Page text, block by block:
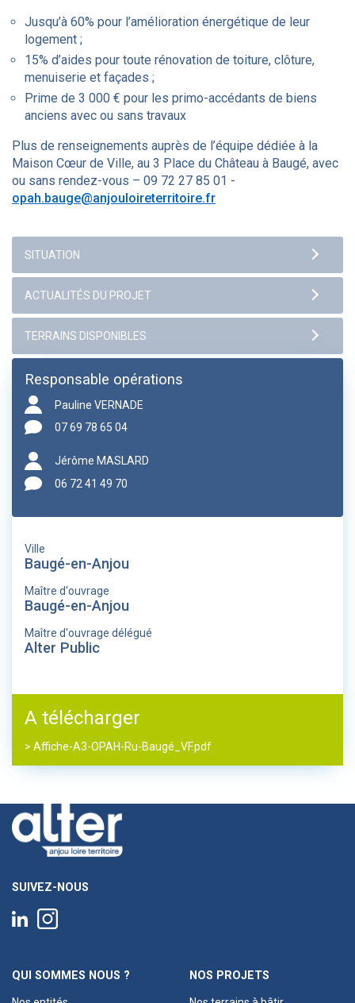
Jusqu’à 60% pour l’amélioration énergétique de leur
logement ;
15% d’aides pour toute rénovation de toiture, clôture,
menuiserie et façades ;
Prime de 3 000 € pour les primo-accédants de biens
anciens avec ou sans travaux
Plus de renseignements auprès de l’équipe dédiée à la
Maison Cœur de Ville, au 3 Place du Château à Baugé, avec
ou sans rendez-vous – 09 72 27 85 01 -
opah.bauge@anjouloireterritoire.fr
Responsable opérations
Pauline VERNADE
07 69 78 65 04
Jérôme MASLARD
06 72 41 49 70
Ville
Baugé-en-Anjou
Maître d'ouvrage
Baugé-en-Anjou
Maître d'ouvrage délégué
Alter Public
A télécharger
> Affiche-A3-OPAH-Ru-Baugé_VF.pdf
SUIVEZ-NOUS
QUI SOMMES NOUS ? NOS PROJETS